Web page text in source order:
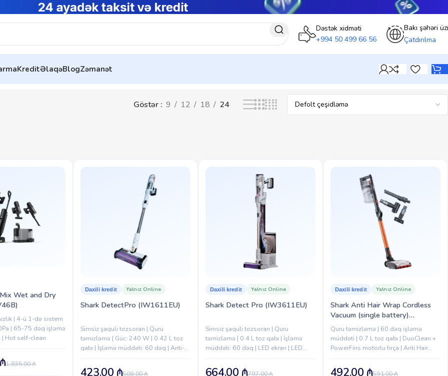
Dəstək xidməti
+994 50 499 66 56
Bakı şəhəri
Çatdırılma
KreditƏlaqəBlogZəmanət
Göstər 9 12 18 24
Wet and Dry
| 4-ü 1-də sistem
| 65-75 dəq işləmə
Hot self-clean
1,835.00₼
₼
Shark DetectPro (IW1611EU)
Daxili kredit Yalnız Online
Simsiz şaquli tozsoran | Quru
təmizləmə | Güc: 240 W | 0.42 L toz
qabı | İşləmə müddəti: 60 dəq | Anti-
səviyyəsi:...
508.00₼
423.00 ₼
Shark Detect Pro (IW3611EU)
Daxili kredit Yalnız Online
Simsiz şaquli tozsoran | Quru
təmizləmə | 0.4 L toz qabı | İşləmə
müddəti: 60 dəq | LED ekran | LED
tənzimlənməsi | Heyvan...
797.00₼
664.00 ₼
Shark Anti Hair Wrap Cordless
Vacuum (single battery)
(IZ201EU)
Daxili kredit Yalnız Online
Quru təmizləmə | 60 dəq işləmə
müddəti | 0.7 L toz qabı | DuoClean +
PowerFins motorlu fırça | Anti Hair
elastik boru | LED...
591.00₼
492.00 ₼